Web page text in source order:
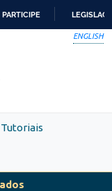
PARTICIPE
ENGLISH
Tutoriais